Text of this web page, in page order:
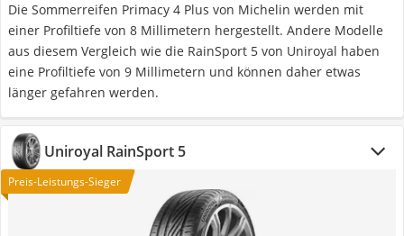
Die Sommerreifen Primacy 4 Plus von Michelin werden mit
einer Profiltiefe von 8 Millimetern hergestellt. Andere Modelle
aus diesem Vergleich wie die RainSport 5 von Uniroyal haben
eine Profiltiefe von 9 Millimetern und können daher etwas
länger gefahren werden.
Uniroyal RainSport 5
Preis-Leistungs-Sieger